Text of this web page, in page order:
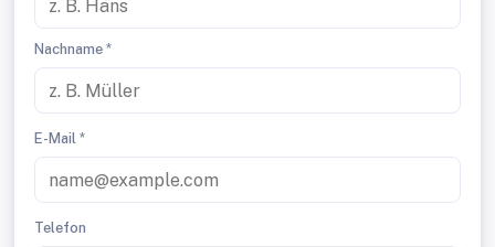
Nachname *
E-Mail *
Telefon